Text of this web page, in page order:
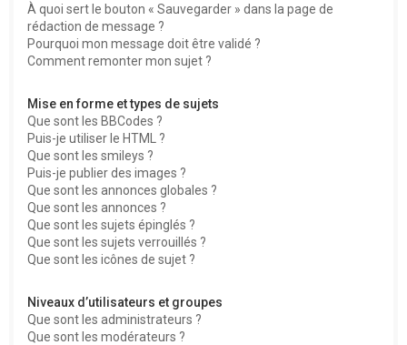
À quoi sert le bouton « Sauvegarder » dans la page de
rédaction de message ?
Pourquoi mon message doit être validé ?
Comment remonter mon sujet ?
Mise en forme et types de sujets
Que sont les BBCodes ?
Puis-je utiliser le HTML ?
Que sont les smileys ?
Puis-je publier des images ?
Que sont les annonces globales ?
Que sont les annonces ?
Que sont les sujets épinglés ?
Que sont les sujets verrouillés ?
Que sont les icônes de sujet ?
Niveaux d’utilisateurs et groupes
Que sont les administrateurs ?
Que sont les modérateurs ?